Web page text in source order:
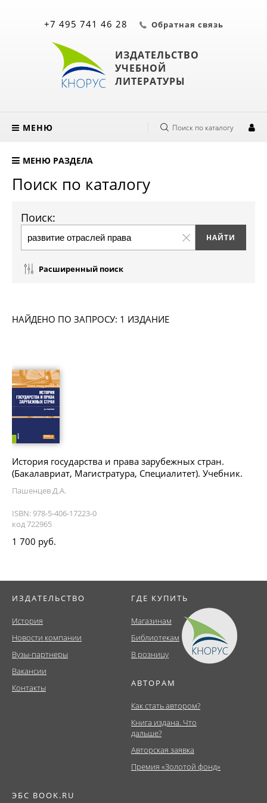
ИЗДАТЕЛЬСТВО
УЧЕБНОЙ
ЛИТЕРАТУРЫ
+7 495 741 46 28 Обратная связь
МЕНЮ Поиск по каталогу
МЕНЮ РАЗДЕЛА
Поиск по каталогу
Поиск:
Расширенный поиск
НАЙДЕНО ПО ЗАПРОСУ: 1 ИЗДАНИЕ
История государства и права зарубежных стран.
(Бакалавриат, Магистратура, Специалитет). Учебник.
Пашенцев Д.А.
ISBN: 978-5-406-17223-0
код 722965
1 700 руб.
ИЗДАТЕЛЬСТВО
История
Новости компании
Вузы-партнеры
Вакансии
Контакты
ГДЕ КУПИТЬ
Магазинам
Библиотекам
В розницу
АВТОРАМ
Как стать автором?
Книга издана. Что
дальше?
Авторская заявка
Премия «Золотой фонд»
ЭБС BOOK.RU